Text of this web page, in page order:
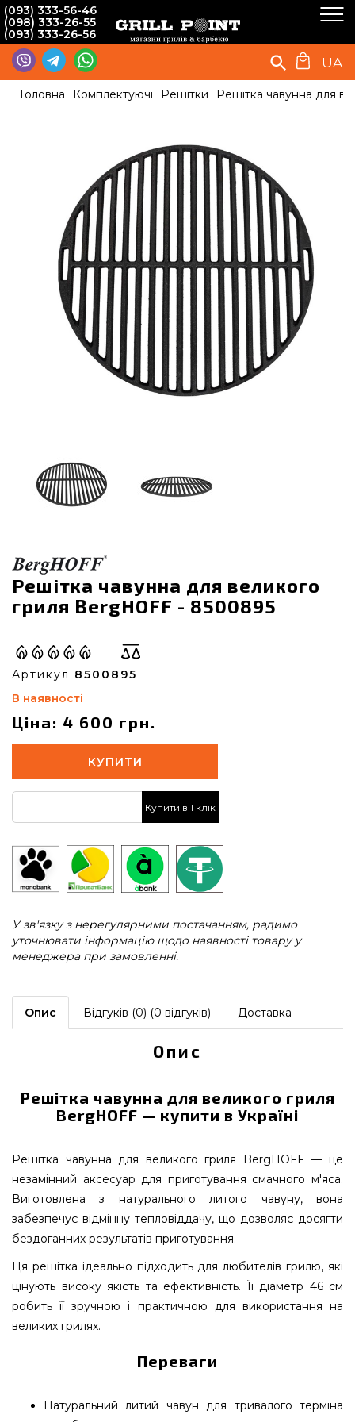
(093) 333-56-46
(098) 333-26-55
(093) 333-26-56
UA
Головна Комплектуючі Решітки Решітка чавунна для
Решітка чавунна для великого
гриля BergHOFF - 8500895
Артикул 8500895
В наявності
Ціна: 4 600 грн.
КУПИТИ
Купити в 1 клік
У зв'язку з нерегулярними постачанням, радимо
уточнювати інформацію щодо наявності товару у
менеджера при замовленні.
Опис Відгуків (0) (0 відгуків) Доставка
Опис
Решітка чавунна для великого гриля
BergHOFF — купити в Україні
Решітка чавунна для великого гриля BergHOFF — це
незамінний аксесуар для приготування смачного м'яса.
Виготовлена з натурального литого чавуну, вона
забезпечує відмінну тепловіддачу, що дозволяє досягти
бездоганних результатів приготування.
Ця решітка ідеально підходить для любителів грилю, які
цінують високу якість та ефективність. Її діаметр 46 см
робить її зручною і практичною для використання на
великих грилях.
Переваги
Натуральний литий чавун для тривалого терміна